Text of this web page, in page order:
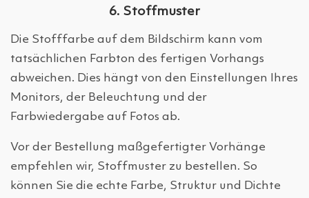
6. Stoffmuster
Die Stofffarbe auf dem Bildschirm kann vom
tatsächlichen Farbton des fertigen Vorhangs
abweichen. Dies hängt von den Einstellungen Ihres
Monitors, der Beleuchtung und der
Farbwiedergabe auf Fotos ab.
Vor der Bestellung maßgefertigter Vorhänge
empfehlen wir, Stoffmuster zu bestellen. So
können Sie die echte Farbe, Struktur und Dichte